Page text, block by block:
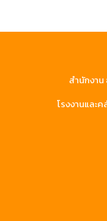
สำนักงา
โรงงานและ